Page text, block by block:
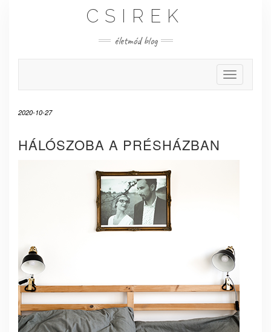
CSIREK
életmód blog
Toggle
2020-10-27
HÁLÓSZOBA A PRÉSHÁZBAN